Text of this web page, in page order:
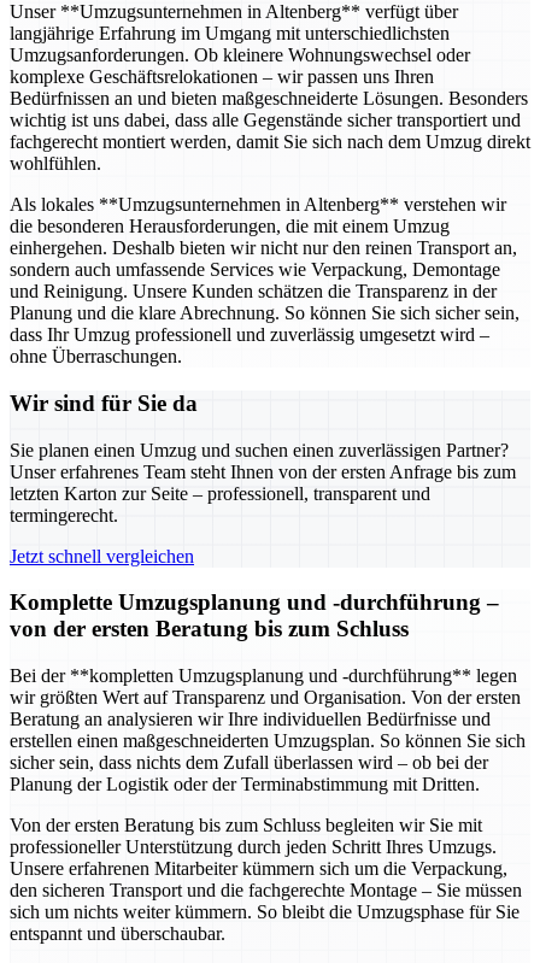
Unser **Umzugsunternehmen in Altenberg** verfügt über
langjährige Erfahrung im Umgang mit unterschiedlichsten
Umzugsanforderungen. Ob kleinere Wohnungswechsel oder
komplexe Geschäftsrelokationen – wir passen uns Ihren
Bedürfnissen an und bieten maßgeschneiderte Lösungen. Besonders
wichtig ist uns dabei, dass alle Gegenstände sicher transportiert und
fachgerecht montiert werden, damit Sie sich nach dem Umzug direkt
wohlfühlen.
Als lokales **Umzugsunternehmen in Altenberg** verstehen wir
die besonderen Herausforderungen, die mit einem Umzug
einhergehen. Deshalb bieten wir nicht nur den reinen Transport an,
sondern auch umfassende Services wie Verpackung, Demontage
und Reinigung. Unsere Kunden schätzen die Transparenz in der
Planung und die klare Abrechnung. So können Sie sich sicher sein,
dass Ihr Umzug professionell und zuverlässig umgesetzt wird –
ohne Überraschungen.
Wir sind für Sie da
Sie planen einen Umzug und suchen einen zuverlässigen Partner?
Unser erfahrenes Team steht Ihnen von der ersten Anfrage bis zum
letzten Karton zur Seite – professionell, transparent und
termingerecht.
Jetzt schnell vergleichen
Komplette Umzugsplanung und -durchführung –
von der ersten Beratung bis zum Schluss
Bei der **kompletten Umzugsplanung und -durchführung** legen
wir größten Wert auf Transparenz und Organisation. Von der ersten
Beratung an analysieren wir Ihre individuellen Bedürfnisse und
erstellen einen maßgeschneiderten Umzugsplan. So können Sie sich
sicher sein, dass nichts dem Zufall überlassen wird – ob bei der
Planung der Logistik oder der Terminabstimmung mit Dritten.
Von der ersten Beratung bis zum Schluss begleiten wir Sie mit
professioneller Unterstützung durch jeden Schritt Ihres Umzugs.
Unsere erfahrenen Mitarbeiter kümmern sich um die Verpackung,
den sicheren Transport und die fachgerechte Montage – Sie müssen
sich um nichts weiter kümmern. So bleibt die Umzugsphase für Sie
entspannt und überschaubar.